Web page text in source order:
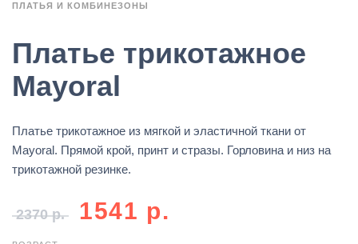
ПЛАТЬЯ И КОМБИНЕЗОНЫ
Платье трикотажное
Mayoral
Платье трикотажное из мягкой и эластичной ткани от
Mayoral. Прямой крой, принт и стразы. Горловина и низ на
трикотажной резинке.
2370р. 1541 р.